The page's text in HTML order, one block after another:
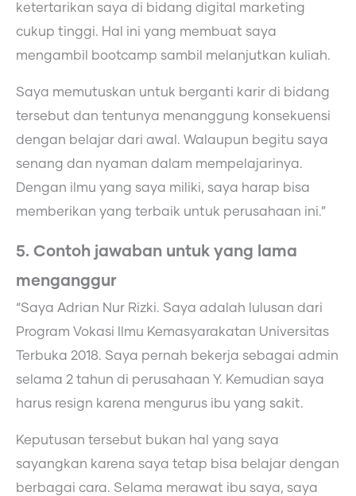
ketertarikan saya di bidang digital marketing
cukup tinggi. Hal ini yang membuat saya
mengambil bootcamp sambil melanjutkan kuliah.
Saya memutuskan untuk berganti karir di bidang
tersebut dan tentunya menanggung konsekuensi
dengan belajar dari awal. Walaupun begitu saya
senang dan nyaman dalam mempelajarinya.
Dengan ilmu yang saya miliki, saya harap bisa
memberikan yang terbaik untuk perusahaan ini.”
5. Contoh jawaban untuk yang lama
menganggur
“Saya Adrian Nur Rizki. Saya adalah lulusan dari
Program Vokasi Ilmu Kemasyarakatan Universitas
Terbuka 2018. Saya pernah bekerja sebagai admin
selama 2 tahun di perusahaan Y. Kemudian saya
harus resign karena mengurus ibu yang sakit.
Keputusan tersebut bukan hal yang saya
sayangkan karena saya tetap bisa belajar dengan
berbagai cara. Selama merawat ibu saya, saya